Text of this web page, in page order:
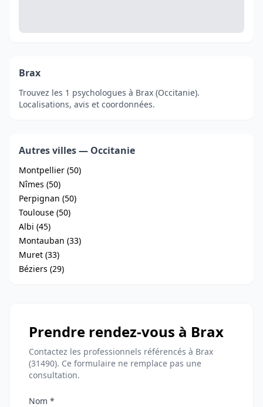
Brax
Trouvez les 1 psychologues à Brax (Occitanie).
Localisations, avis et coordonnées.
Autres villes — Occitanie
Montpellier (50)
Nîmes (50)
Perpignan (50)
Toulouse (50)
Albi (45)
Montauban (33)
Muret (33)
Béziers (29)
Prendre rendez-vous à Brax
Contactez les professionnels référencés à Brax
(31490). Ce formulaire ne remplace pas une
consultation.
Nom *